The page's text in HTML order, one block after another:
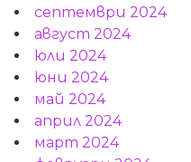
септември 2024
август 2024
юли 2024
юни 2024
май 2024
април 2024
март 2024